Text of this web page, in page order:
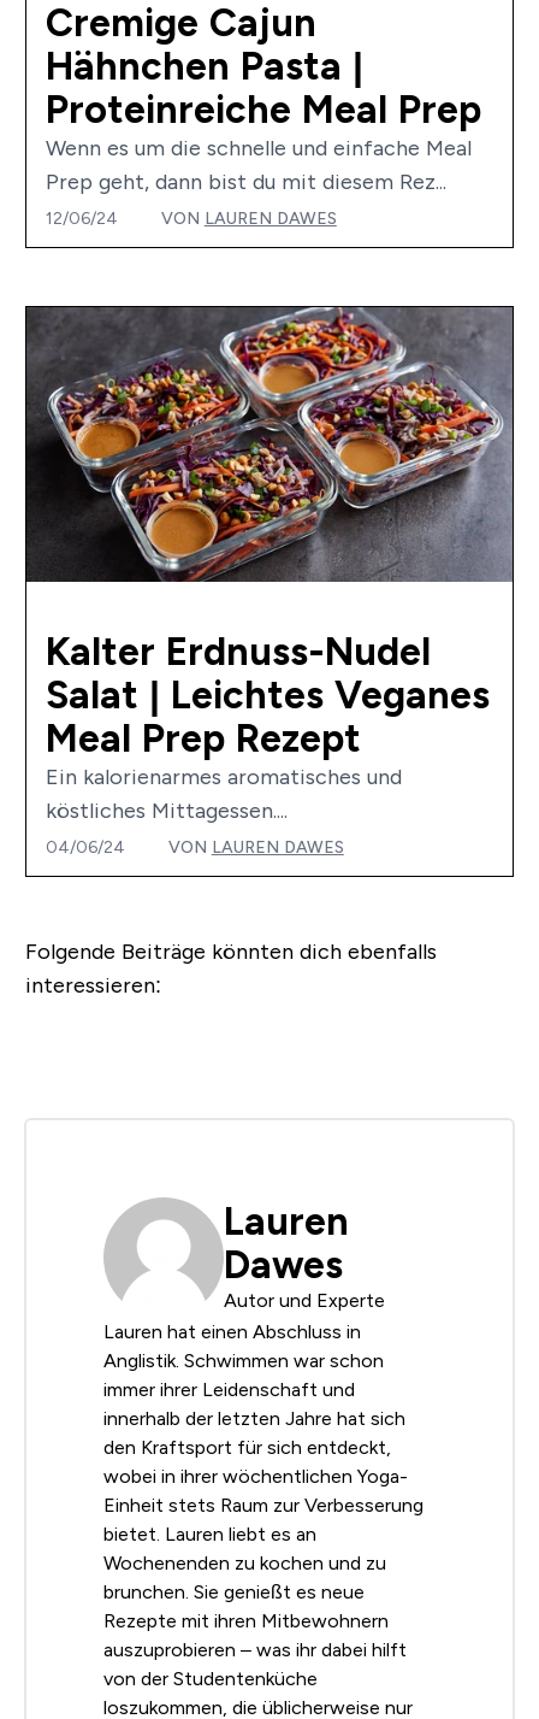
Cremige Cajun
Hähnchen Pasta |
Proteinreiche Meal Prep
Wenn es um die schnelle und einfache Meal
Prep geht, dann bist du mit diesem Rez...
12/06/24 VON LAUREN DAWES
Kalter Erdnuss-Nudel
Salat | Leichtes Veganes
Meal Prep Rezept
Ein kalorienarmes aromatisches und
köstliches Mittagessen....
04/06/24 VON LAUREN DAWES
Folgende Beiträge könnten dich ebenfalls
interessieren:
Lauren
Dawes
Autor und Experte
Lauren hat einen Abschluss in
Anglistik. Schwimmen war schon
immer ihrer Leidenschaft und
innerhalb der letzten Jahre hat sich
den Kraftsport für sich entdeckt,
wobei in ihrer wöchentlichen Yoga-
Einheit stets Raum zur Verbesserung
bietet. Lauren liebt es an
Wochenenden zu kochen und zu
brunchen. Sie genießt es neue
Rezepte mit ihren Mitbewohnern
auszuprobieren – was ihr dabei hilft
von der Studentenküche
loszukommen, die üblicherweise nur